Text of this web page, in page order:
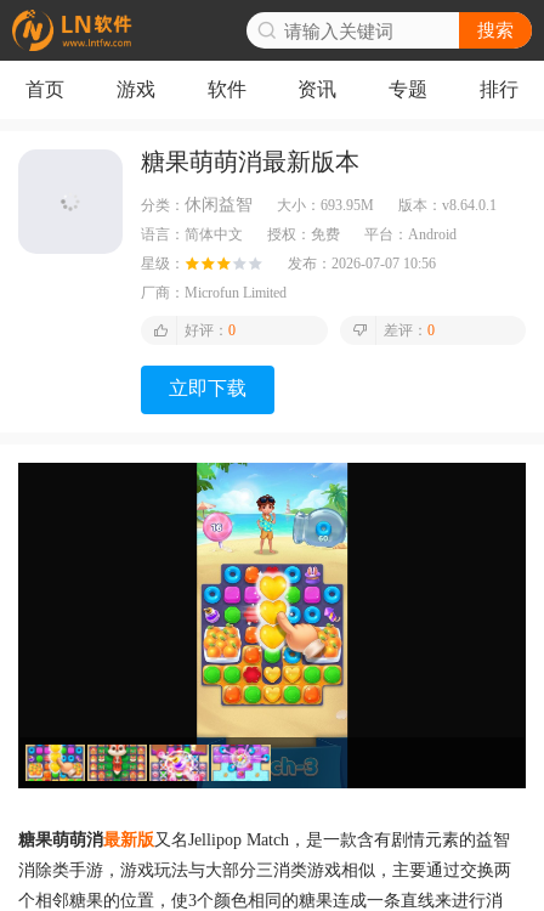
搜索
首页 游戏 软件 资讯 专题 排行
糖果萌萌消最新版本
分类： 休闲益智 大小： 693.95M 版本： v8.64.0.1
语言： 简体中文 授权： 免费 平台： Android
星级：
发布： 2026-07-07 10:56
厂商： Microfun Limited
好评： 0 差评： 0
立即下载
糖果萌萌消最新版 又名Jellipop Match，是一款含有剧情元素的益智
消除类手游，游戏玩法与大部分三消类游戏相似，主要通过交换两
个相邻糖果的位置，使3个颜色相同的糖果连成一条直线来进行消